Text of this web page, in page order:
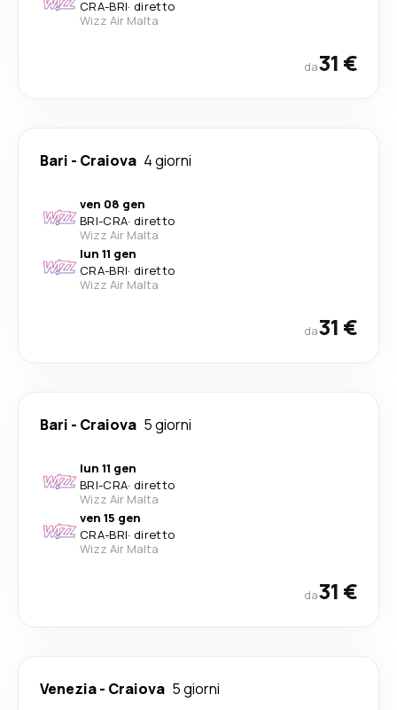
CRA-BRI· diretto
Wizz Air Malta
da31 €
Bari - Craiova 4 giorni
ven 08 gen
BRI-CRA· diretto
Wizz Air Malta
lun 11 gen
CRA-BRI· diretto
Wizz Air Malta
da31 €
Bari - Craiova 5 giorni
lun 11 gen
BRI-CRA· diretto
Wizz Air Malta
ven 15 gen
CRA-BRI· diretto
Wizz Air Malta
da31 €
Venezia- Craiova 5 giorni